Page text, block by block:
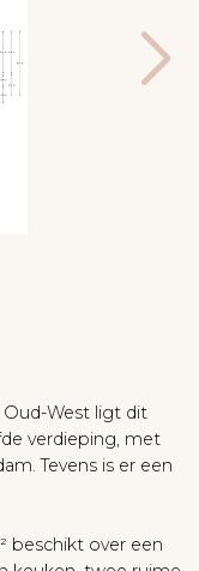
West ligt dit
verdieping, met
Tevens is er een
beschikt over een